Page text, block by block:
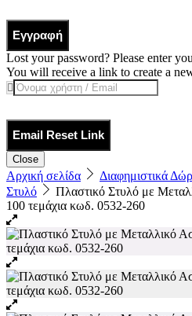
Εγγραφή
Lost your password? Please enter
You will receive a link to create a
Email Reset Link
Close
Αρχική σελίδα Διαφημιστικά
Στυλό
Πλαστικό Στυλό με
100 τεμάχια κωδ. 0532-260